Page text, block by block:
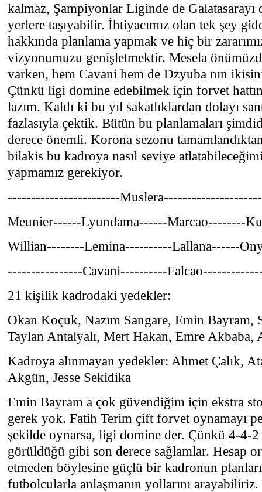
kalmaz, Şampiyonlar Liginde de
yerlere taşıyabilir. İhtiyacımız olan tek şey
hakkında planlama yapmak ve hiç bir
vizyonumuzu genişletmektir. Mesela
varken, hem Cavani hem de Dzyuba nın
Çünkü ligi domine edebilmek için forvet
lazım. Kaldı ki bu yıl sakatlıklardan dolayı
fazlasıyla çektik. Bütün bu planlamaları
derece önemli. Korona sezonu
bilakis bu kadroya nasıl seviye
yapmamız gerekiyor.
------------------------
Meunier------Lyundama------Marcao--------
Willian--------Lemina----------Lallana------
----------------Cavani----------
21 kişilik kadrodaki yedekler:
Okan Koçuk, Nazım Sangare, Emin Bayram,
Taylan Antalyalı, Mert Hakan, Emre
Kadroya alınmayan yedekler: Ahmet Çalık,
Akgün, Jesse Sekidika
Emin Bayram a çok güvendiğim için ekstra
gerek yok. Fatih Terim çift forvet oynamayı
şekilde oynarsa, ligi domine der. Çünkü 4-4-
görüldüğü gibi son derece sağlamlar. Hesap
etmeden böylesine güçlü bir kadronun
futbolcularla anlaşmanın yollarını